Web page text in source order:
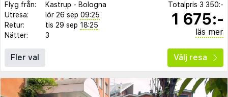
Flyg från: Kastrup - Bologna
Utresa:
lör 26 sep 09:25
Retur:
tis 29 sep 18:25
Nätter:
3
Totalpris 3 350:-
1 675:-
läs mer
Fler val Välj resa